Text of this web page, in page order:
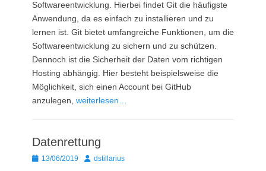
Softwareentwicklung. Hierbei findet Git die häufigste
Anwendung, da es einfach zu installieren und zu
lernen ist. Git bietet umfangreiche Funktionen, um die
Softwareentwicklung zu sichern und zu schützen.
Dennoch ist die Sicherheit der Daten vom richtigen
Hosting abhängig. Hier besteht beispielsweise die
Möglichkeit, sich einen Account bei GitHub
anzulegen, weiterlesen…
Datenrettung
Posted13/06/2019 Autordstillarius